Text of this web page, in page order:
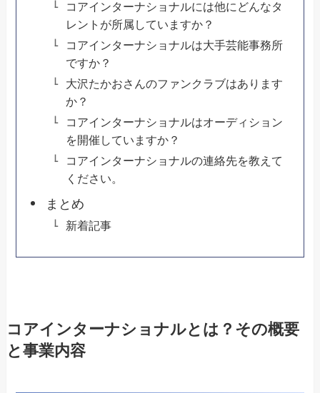
コアインターナショナルには他にどんなタ
レントが所属していますか？
コアインターナショナルは大手芸能事務所
ですか？
大沢たかおさんのファンクラブはあります
か？
コアインターナショナルはオーディション
を開催していますか？
コアインターナショナルの連絡先を教えて
ください。
まとめ
新着記事
コアインターナショナルとは？その概要
と事業内容